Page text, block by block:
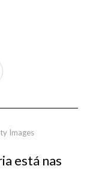
Images
está nas